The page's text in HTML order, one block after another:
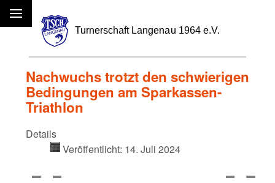
Menü
Nachwuchs trotzt den schwierigen
Bedingungen am Sparkassen-
Triathlon
Details
Veröffentlicht: 14. Juli 2024